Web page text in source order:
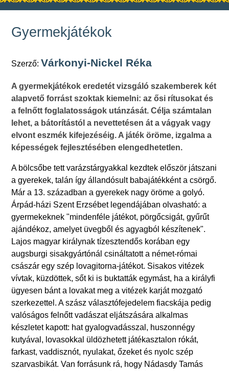
Gyermekjátékok
Szerző: Várkonyi-Nickel Réka
A gyermekjátékok eredetét vizsgáló szakemberek két
alapvető forrást szoktak kiemelni: az ősi rítusokat és
a felnőtt foglalatosságok utánzását. Célja számtalan
lehet, a bátorítástól a nevettetésen át a vágyak vagy
elvont eszmék kifejezéséig. A játék öröme, izgalma a
képességek fejlesztésében elengedhetetlen.
A bölcsőbe tett varázstárgyakkal kezdtek először játszani
a gyerekek, talán így állandósult babajátékként a csörgő.
Már a 13. században a gyerekek nagy öröme a golyó.
Árpád-házi Szent Erzsébet legendájában olvasható: a
gyermekeknek "mindenféle játékot, pörgőcsigát, gyűrűt
ajándékoz, amelyet üvegből és agyagból készítenek".
Lajos magyar királynak tízesztendős korában egy
augsburgi sisakgyártónál csináltatott a német-római
császár egy szép lovagitorna-játékot. Sisakos vitézek
vívtak, küzdöttek, sőt ki is buktatták egymást, ha a királyfi
ügyesen bánt a lovakat meg a vitézek karját mozgató
szerkezettel. A szász választófejedelem fiacskája pedig
valóságos felnőtt vadászat eljátszására alkalmas
készletet kapott: hat gyalogvadásszal, huszonnégy
kutyával, lovasokkal üldözhetett játékasztalon rókát,
farkast, vaddisznót, nyulakat, őzeket és nyolc szép
szarvasbikát. Van forrásunk rá, hogy Nádasdy Tamás